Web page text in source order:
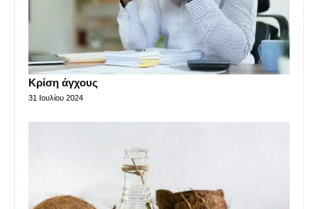
Κρίση άγχους
31 Ιουλίου 2024